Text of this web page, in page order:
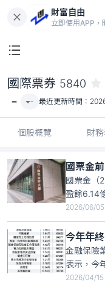
財富自由
立即使用APP，
國際票券 5840
- - 最近更新時間：
個股概覽 財
國票金（
盈餘6.14
去年同期
餘0.55元
長。各子
於114年
2026/06/
今年年
金融保險
表示，今
年第四高
2026/04/